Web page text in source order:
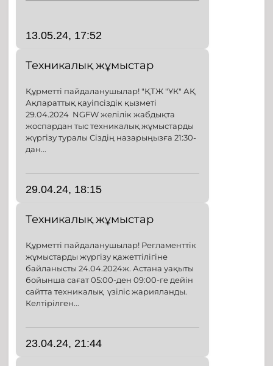
13.05.24, 17:52
Техникалық жұмыстар
Құрметті пайдаланушылар! "ҚТЖ "ҰК" АҚ
Ақпараттық қауіпсіздік қызметі
29.04.2024 NGFW желілік жабдықта
жоспардан тыс техникалық жұмыстарды
жүргізу туралы Сіздің назарыңызға 21:30-
дан...
29.04.24, 18:15
Техникалық жұмыстар
Құрметті пайдаланушылар! Регламенттік
жұмыстарды жүргізу қажеттілігіне
байланысты 24.04.2024ж. Астана уақыты
бойынша сағат 05:00-ден 09:00-ге дейін
сайтта техникалық үзіліс жарияланды.
Келтірілген...
23.04.24, 21:44